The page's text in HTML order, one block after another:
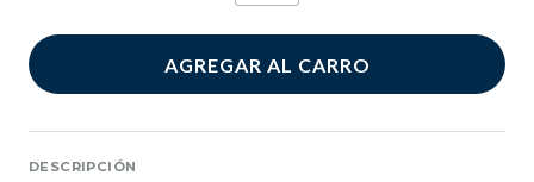
AGREGAR AL CARRO
DESCRIPCIÓN